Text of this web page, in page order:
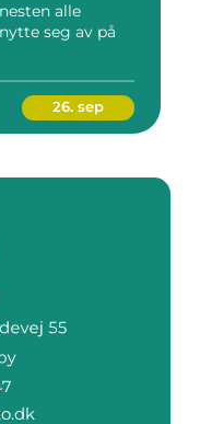
alle
seg av på
26. sep